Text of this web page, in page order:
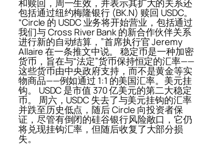
和赎回，周一生效，并表示其扩大的关系还
包括通过纽约梅隆银行 (BK.N) 赎回 USDC。
“Circle 的 USDC 业务将开始营业，包括通过
我们与 Cross River Bank 的新合作伙伴关系
进行新的自动结算，”首席执行官 Jeremy
Allaire 在一条推文中说。 稳定币是一种加密
货币，旨在与“法定”货币保持恒定的汇率——
这些货币由中央政府支持，而不是黄金等实
物商品——例如通过 1:1 的美国汇率。美元挂
钩。 USDC 是市值 370 亿美元的第二大稳定
币。 周六，USDC 失去了与美元挂钩的汇率
并跌至历史低点，随后 Circle 向投资者保
证，尽管有倒闭的硅谷银行风险敞口，它仍
将兑现挂钩汇率，但随后收复了大部分损
失。